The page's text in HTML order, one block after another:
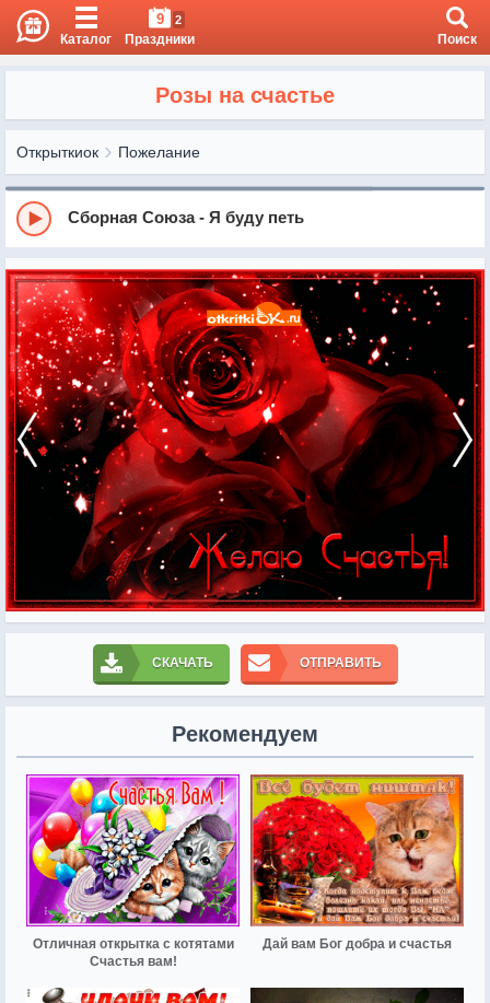
Каталог
9 2
Праздники Поиск
Розы на счастье
Открыткиок Пожелание
Сборная Союза - Я буду петь
СКАЧАТЬ ОТПРАВИТЬ
Рекомендуем
Отличная открытка с котятами
Счастья вам!
Дай вам Бог добра и счастья